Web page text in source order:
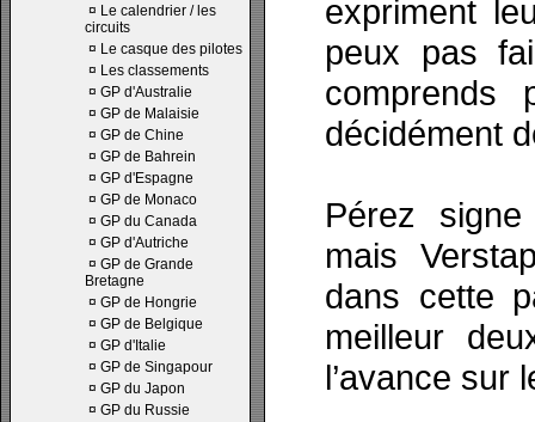
¤ Le calendrier / les
circuits
¤ Le casque des pilotes
¤ Les classements
¤ GP d'Australie
¤ GP de Malaisie
¤ GP de Chine
¤ GP de Bahrein
¤ GP d'Espagne
¤ GP de Monaco
¤ GP du Canada
¤ GP d'Autriche
¤ GP de Grande
Bretagne
¤ GP de Hongrie
¤ GP de Belgique
¤ GP d'Italie
¤ GP de Singapour
¤ GP du Japon
¤ GP du Russie
expriment
peux pas
comprends
décidément
Pérez
mais
dans cette
meilleur
l’avance sur